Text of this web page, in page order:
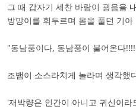
그 때 갑자기 세찬 바람이 굉음을
방망이를 휘두르며 몸을 풀던 기
"동남풍이다, 동남풍이 불어온다
조뱀이 소스라치게 놀라며 생각했
'재박량은 인간이 아니고 귀신이